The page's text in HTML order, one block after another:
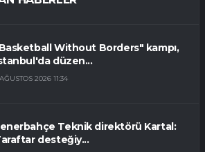
Without Borders" kampı,
düzen...
2026 11:34
Teknik direktörü Kartal:
desteğiy...